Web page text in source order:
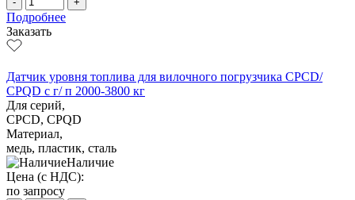
Подробнее
Заказать
Датчик уровня топлива для вилочного погрузчика CPCD/
CPQD с г/ п 2000-3800 кг
Для серий,
CPCD, CPQD
Материал,
медь, пластик, сталь
Наличие
Цена (с НДС):
по запросу